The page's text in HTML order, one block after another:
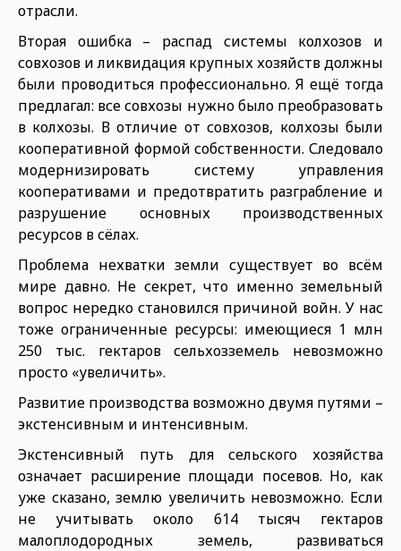
отрасли.
Вторая ошибка – распад системы колхозов и
совхозов и ликвидация крупных хозяйств должны
были проводиться профессионально. Я ещё тогда
предлагал: все совхозы нужно было преобразовать
в колхозы. В отличие от совхозов, колхозы были
кооперативной формой собственности. Следовало
модернизировать систему управления
кооперативами и предотвратить разграбление и
разрушение основных производственных
ресурсов в сёлах.
Проблема нехватки земли существует во всём
мире давно. Не секрет, что именно земельный
вопрос нередко становился причиной войн. У нас
тоже ограниченные ресурсы: имеющиеся 1 млн
250 тыс. гектаров сельхозземель невозможно
просто «увеличить».
Развитие производства возможно двумя путями –
экстенсивным и интенсивным.
Экстенсивный путь для сельского хозяйства
означает расширение площади посевов. Но, как
уже сказано, землю увеличить невозможно. Если
не учитывать около 614 тысяч гектаров
малоплодородных земель, развиваться